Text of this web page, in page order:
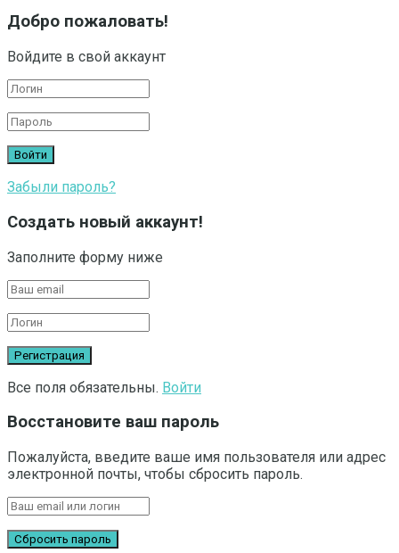
Добро пожаловать!
Войдите в свой аккаунт
Забыли пароль?
Создать новый аккаунт!
Заполните форму ниже
Все поля обязательны. Войти
Восстановите ваш пароль
Пожалуйста, введите ваше имя пользователя или адрес
электронной почты, чтобы сбросить пароль.